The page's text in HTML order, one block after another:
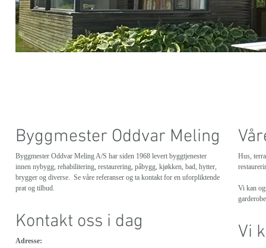
Byggmester Oddvar Meling
Byggmester Oddvar Meling A/S har siden 1968 levert byggtjenester
innen nybygg, rehabilitering, restaurering, påbygg, kjøkken, bad, hytter,
brygger og diverse. Se våre referanser og ta kontakt for en uforpliktende
prat og tilbud.
Kontakt oss i dag
Adresse:
Hus,
Vi kan
Vi